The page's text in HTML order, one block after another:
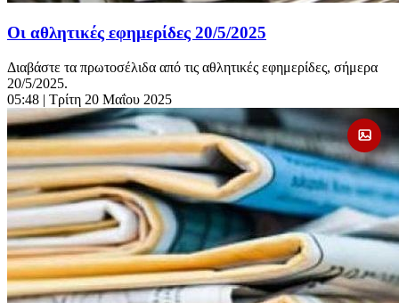
Οι αθλητικές εφημερίδες 20/5/2025
Διαβάστε τα πρωτοσέλιδα από τις αθλητικές εφημερίδες, σήμερα
20/5/2025.
05:48 | Τρίτη 20 Μαΐου 2025